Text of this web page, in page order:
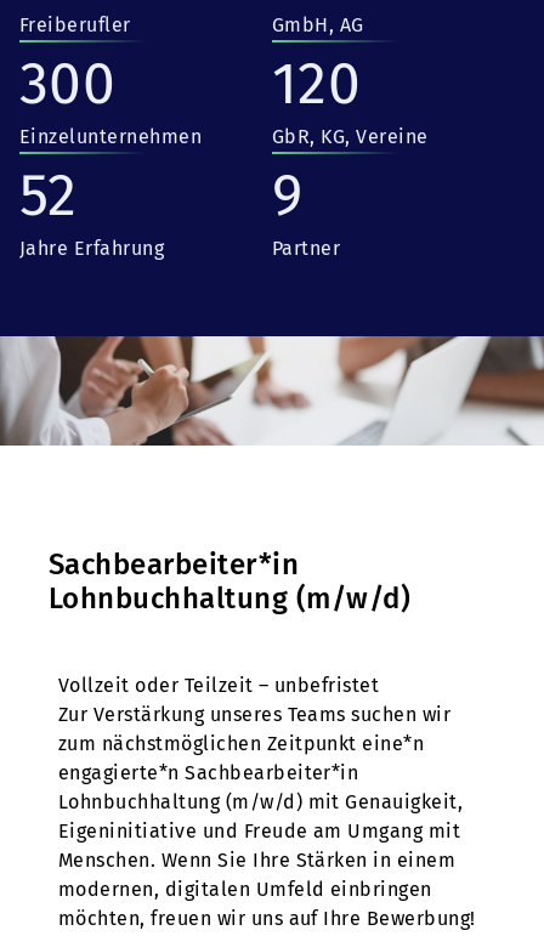
Freiberufler GmbH, AG
300
Einzelunternehmen
120
GbR, KG, Vereine
52
Jahre Erfahrung
9
Partner
Sachbearbeiter*in
Lohnbuchhaltung (m/w/d)
Vollzeit oder Teilzeit – unbefristet
Zur Verstärkung unseres Teams suchen wir
zum nächstmöglichen Zeitpunkt eine*n
engagierte*n Sachbearbeiter*in
Lohnbuchhaltung (m/w/d) mit Genauigkeit,
Eigeninitiative und Freude am Umgang mit
Menschen. Wenn Sie Ihre Stärken in einem
modernen, digitalen Umfeld einbringen
möchten, freuen wir uns auf Ihre Bewerbung!